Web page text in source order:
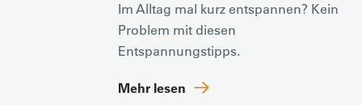
Im Alltag mal kurz entspannen? Kein
Problem mit diesen
Entspannungstipps.
Mehr lesen